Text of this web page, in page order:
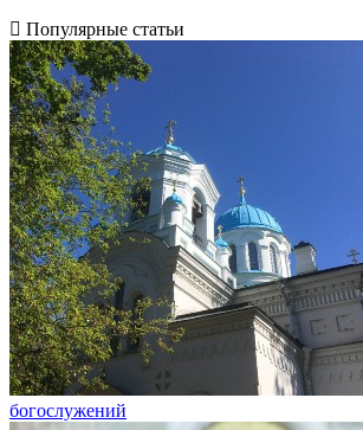
Популярные статьи
богослужений